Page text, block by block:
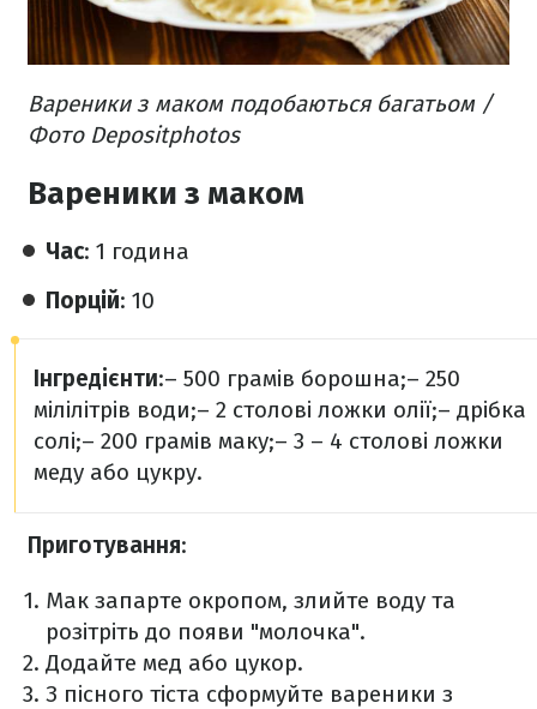
Вареники з маком подобаються багатьом /
Фото Depositphotos
Вареники з маком
Час: 1 година
Порцій: 10
Інгредієнти:– 500 грамів борошна;– 250
мілілітрів води;– 2 столові ложки олії;– дрібка
солі;– 200 грамів маку;– 3 – 4 столові ложки
меду або цукру.
Приготування:
Мак запарте окропом, злийте воду та
розітріть до появи "молочка".
Додайте мед або цукор.
З пісного тіста сформуйте вареники з